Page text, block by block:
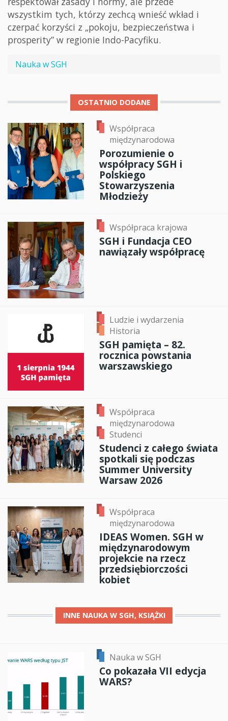
wszystkim tych, którzy zechcą wnieść wkład i
czerpać korzyści z „pokoju, bezpieczeństwa i
prosperity” w regionie Indo-Pacyfiku.
Nauka w SGH
OSTATNIO DODANE
Współpraca
międzynarodowa
Porozumienie o
współpracy SGH i
Polskiego
Stowarzyszenia
Młodzieży
Współpraca krajowa
SGH i Fundacja CEO
nawiązały współpracę
Ludzie i wydarzenia
Historia
SGH pamięta – 82.
rocznica powstania
warszawskiego
Współpraca
międzynarodowa
Studenci
Studenci z całego świata
spotkali się podczas
Summer University
Warsaw 2026
Współpraca
międzynarodowa
IDEAS Women. SGH w
międzynarodowym
projekcie na rzecz
przedsiębiorczości
kobiet
INNE NAUKA W SGH, KSIĄŻKI
Nauka w SGH
Co pokazała VII edycja
WARS?